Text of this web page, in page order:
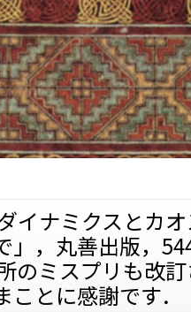
イナミクスとカ
」，丸善出版，
のミスプリも改
とに感謝です．